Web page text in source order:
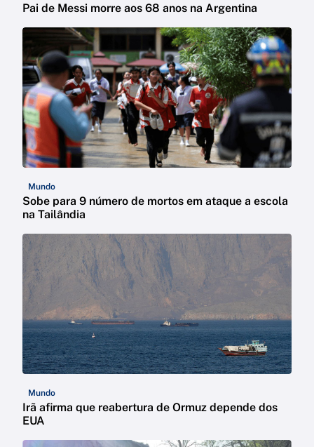
Pai de Messi morre aos 68 anos na Argentina
Mundo
Sobe para 9 número de mortos em ataque a escola
na Tailândia
Mundo
Irã afirma que reabertura de Ormuz depende dos
EUA